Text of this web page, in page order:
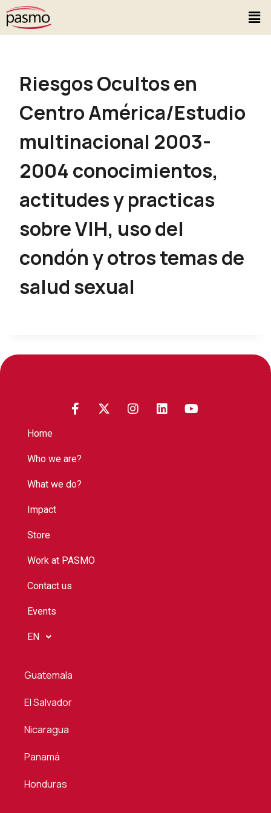
Riesgos Ocultos en
Centro América/Estudio
multinacional 2003-
2004 conocimientos,
actitudes y practicas
sobre VIH, uso del
condón y otros temas de
salud sexual
Home
Who we are?
What we do?
Impact
Store
Work at PASMO
Contact us
Events
EN
Guatemala
El Salvador
Nicaragua
Panamá
Honduras